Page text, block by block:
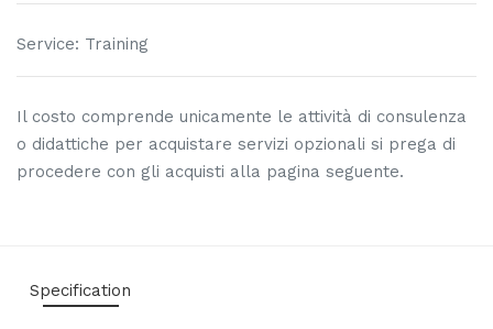
Service: Training
Il costo comprende unicamente le attività di consulenza
o didattiche per acquistare servizi opzionali si prega di
procedere con gli acquisti alla pagina seguente.
Specification